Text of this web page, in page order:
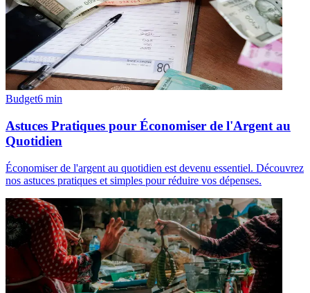
Budget6 min
Astuces Pratiques pour Économiser de l'Argent au
Quotidien
Économiser de l'argent au quotidien est devenu essentiel. Découvrez
nos astuces pratiques et simples pour réduire vos dépenses.